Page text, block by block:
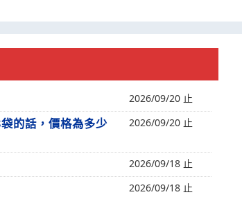
2026/09/20 止
的話，價格為多少
2026/09/20 止
2026/09/18 止
2026/09/18 止